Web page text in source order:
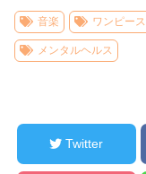
音楽 ワンピース
メンタルヘルス
Twitter